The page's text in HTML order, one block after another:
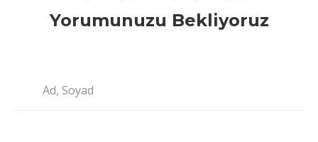
Yorumunuzu Bekliyoruz
Ad, Soyad